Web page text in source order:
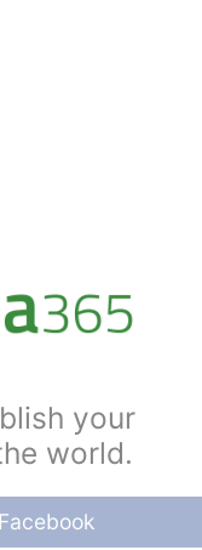
your
world.